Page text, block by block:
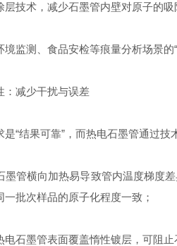
层技术，减少石墨管内壁对原子的
监测、食品安检等痕量分析场景的
：减少干扰与误差
“结果可靠”，而热电石墨管通过
墨管横向加热易导致管内温度梯度
批次样品的原子化程度一致；
电石墨管表面覆盖惰性镀层，可阻